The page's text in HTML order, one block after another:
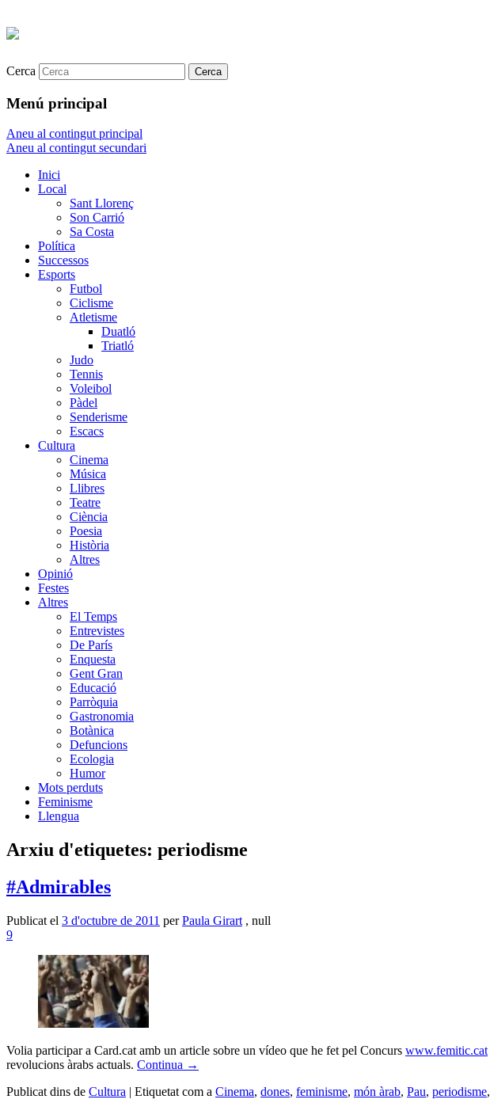
Cerca
Menú principal
Aneu al contingut principal
Aneu al contingut secundari
Inici
Local
Sant Llorenç
Son Carrió
Sa Costa
Política
Successos
Esports
Futbol
Ciclisme
Atletisme
Duatló
Triatló
Judo
Tennis
Voleibol
Pàdel
Senderisme
Escacs
Cultura
Cinema
Música
Llibres
Teatre
Ciència
Poesia
Història
Altres
Opinió
Festes
Altres
El Temps
Entrevistes
De París
Enquesta
Gent Gran
Educació
Parròquia
Gastronomia
Botànica
Defuncions
Ecologia
Humor
Mots perduts
Feminisme
Llengua
Arxiu d'etiquetes: periodisme
#Admirables
Publicat el 3 d'octubre de 2011 perPaula Girart , null
9
Volia participar a Card.cat amb un article sobre un vídeo que he fet pel Concurs www.femitic.cat
revolucions àrabs actuals. Continua →
Publicat dins de Cultura | Etiquetat com a Cinema, dones, feminisme, món àrab, Pau, periodisme,